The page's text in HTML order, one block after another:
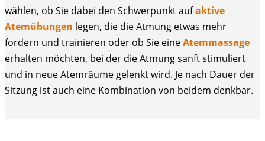
wählen, ob Sie dabei den Schwerpunkt aufaktive
Atemübungen legen, die die Atmung etwas mehr
fordern und trainieren oder ob Sie eineAtemmassage
erhalten möchten, bei der die Atmung sanft stimuliert
und in neue Atemräume gelenkt wird. Je nach Dauer der
Sitzung ist auch eine Kombination von beidem denkbar.